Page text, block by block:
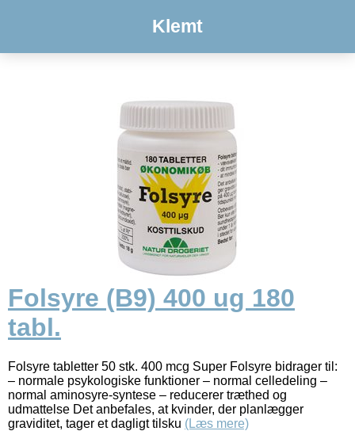
Klemt
Folsyre (B9) 400 ug 180
tabl.
Folsyre tabletter 50 stk. 400 mcg Super Folsyre bidrager til:
– normale psykologiske funktioner – normal celledeling –
normal aminosyre-syntese – reducerer træthed og
udmattelse Det anbefales, at kvinder, der planlægger
graviditet, tager et dagligt tilsku (Læs mere)